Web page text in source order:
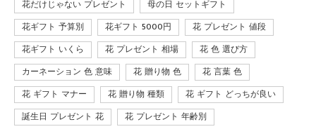
花だけじゃない プレゼント 母の日 セットギフト
花ギフト 予算別 花ギフト 5000円 花 プレゼント 値段
花ギフト いくら 花 プレゼント 相場 花 色 選び方
カーネーション 色 意味 花 贈り物 色 花 言葉 色
花 ギフト マナー 花 贈り物 種類 花 ギフト どっちが良い
誕生日 プレゼント 花 花 プレゼント 年齢別